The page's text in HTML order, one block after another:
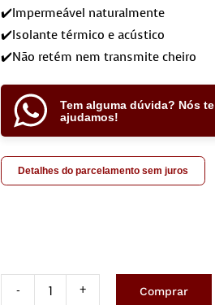
✔️Impermeável naturalmente
✔️Isolante térmico e acústico
✔️Não retém nem transmite cheiro
Tem alguma dúvida? Nós te
ajudamos!
Detalhes do parcelamento sem juros
Comprar